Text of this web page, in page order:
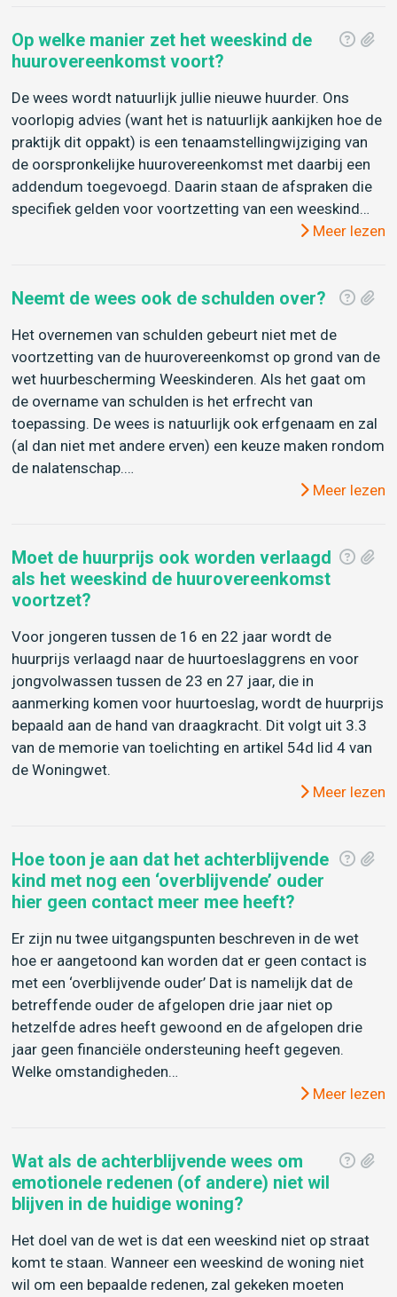
Op welke manier zet het weeskind de
huurovereenkomst voort?
De wees wordt natuurlijk jullie nieuwe huurder. Ons
voorlopig advies (want het is natuurlijk aankijken hoe de
praktijk dit oppakt) is een tenaamstellingwijziging van
de oorspronkelijke huurovereenkomst met daarbij een
addendum toegevoegd. Daarin staan de afspraken die
specifiek gelden voor voortzetting van een weeskind…
Meer lezen
Neemt de wees ook de schulden over?
Het overnemen van schulden gebeurt niet met de
voortzetting van de huurovereenkomst op grond van de
wet huurbescherming Weeskinderen. Als het gaat om
de overname van schulden is het erfrecht van
toepassing. De wees is natuurlijk ook erfgenaam en zal
(al dan niet met andere erven) een keuze maken rondom
de nalatenschap.…
Meer lezen
Moet de huurprijs ook worden verlaagd
als het weeskind de huurovereenkomst
voortzet?
Voor jongeren tussen de 16 en 22 jaar wordt de
huurprijs verlaagd naar de huurtoeslaggrens en voor
jongvolwassen tussen de 23 en 27 jaar, die in
aanmerking komen voor huurtoeslag, wordt de huurprijs
bepaald aan de hand van draagkracht. Dit volgt uit 3.3
van de memorie van toelichting en artikel 54d lid 4 van
de Woningwet.
Meer lezen
Hoe toon je aan dat het achterblijvende
kind met nog een ‘overblijvende’ ouder
hier geen contact meer mee heeft?
Er zijn nu twee uitgangspunten beschreven in de wet
hoe er aangetoond kan worden dat er geen contact is
met een ‘overblijvende ouder’ Dat is namelijk dat de
betreffende ouder de afgelopen drie jaar niet op
hetzelfde adres heeft gewoond en de afgelopen drie
jaar geen financiële ondersteuning heeft gegeven.
Welke omstandigheden…
Meer lezen
Wat als de achterblijvende wees om
emotionele redenen (of andere) niet wil
blijven in de huidige woning?
Het doel van de wet is dat een weeskind niet op straat
komt te staan. Wanneer een weeskind de woning niet
wil om een bepaalde redenen, zal gekeken moeten